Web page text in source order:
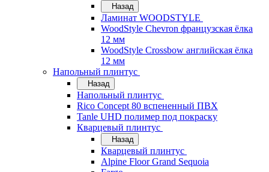
Назад
Ламинат WOODSTYLE
WoodStyle Chevron французская ёлка
12 мм
WoodStyle Crossbow английская ёлка
12 мм
Напольный плинтус
Назад
Напольный плинтус
Rico Concept 80 вспененный ПВХ
Tanle UHD полимер под покраску
Кварцевый плинтус
Назад
Кварцевый плинтус
Alpine Floor Grand Sequoia